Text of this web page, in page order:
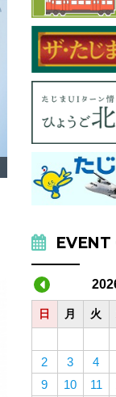
日 月 火
2
3 4
9
10 11